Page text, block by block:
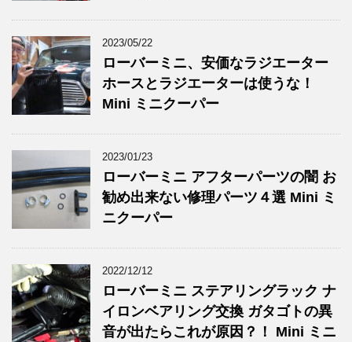
2023/05/22
ローバーミニ、安価なラジエーター
ホースとラジエーターは使うな！
Mini ミニクーパー
2023/01/23
ローバーミニ アフターパーツの闇 お
勧め出来ない修理パーツ４選 Mini ミ
ニクーパー
2022/12/12
ローバーミニ ステアリングラック ナ
イロンベアリング交換 ガタゴトの異
音が出たらこれが原因？！ Mini ミニ